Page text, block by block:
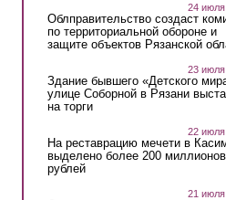
24
Облправительство создаст
по территориальной обороне и
защите объектов Рязанской
23 июля
Здание бывшего «Детского
улице Соборной в Рязани
на торги
22
На реставрацию мечети в
выделено более 200 миллионов
рублей
21